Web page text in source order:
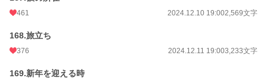
461 2024.12.10 19:002,569文字
168.旅立ち
376 2024.12.11 19:003,233文字
169.新年を迎える時